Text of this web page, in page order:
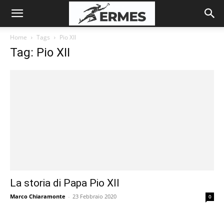
Home Tags Pio XII
Tag: Pio XII
La storia di Papa Pio XII
Marco Chiaramonte - 23 Febbraio 2020 0